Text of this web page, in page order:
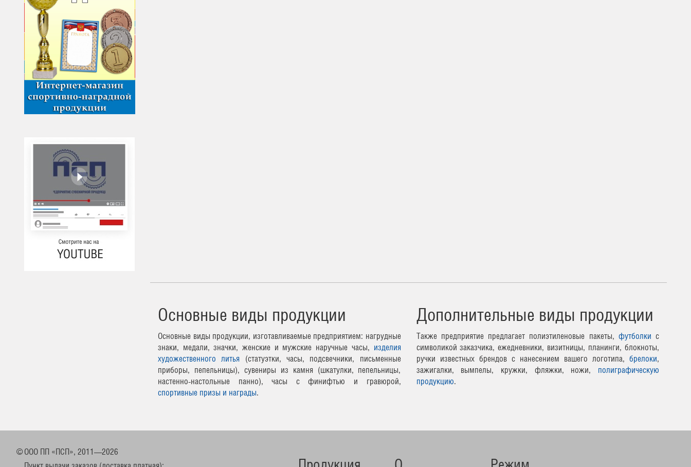
Основные виды продукции
Основные виды продукции, изготавливаемые предприятием: нагрудные
знаки, медали, значки, женские и мужские наручные часы, изделия
художественного литья (статуэтки, часы, подсвечники, письменные
приборы, пепельницы), сувениры из камня (шкатулки, пепельницы,
настенно-настольные панно), часы с финифтью и гравюрой,
спортивные призы и награды.
Дополнительные виды продукции
Также предприятие предлагает полиэтиленовые пакеты, футболки с
символикой заказчика, ежедневники, визитницы, планинги, блокноты,
ручки известных брендов с нанесением вашего логотипа, брелоки,
зажигалки, вымпелы, кружки, фляжки, ножи, полиграфическую
продукцию.
© ООО ПП «ПСП», 2011—2026